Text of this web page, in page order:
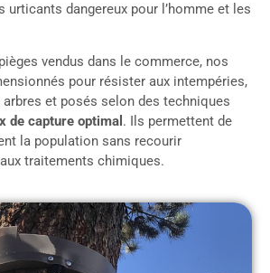
urticants dangereux pour l’homme et les
vendus dans le commerce, nos
pour résister aux intempéries,
arbres et posés selon des techniques
de capture optimal . Ils permettent de
la population sans recourir
traitements chimiques.